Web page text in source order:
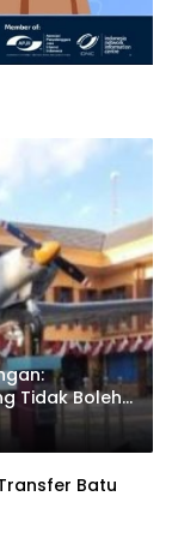
Tidak Boleh
Batu